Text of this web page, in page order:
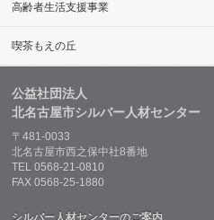
高齢者生活支援事業
喫茶もえの丘
公益社団法人
北名古屋市シルバー人材センター
〒481-0033
北名古屋市西之保中社8番地
TEL 0568-21-0810
FAX 0568-25-1880
シルバー人材センターのご案内